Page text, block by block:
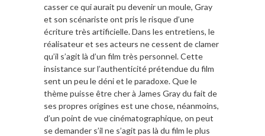
casser ce qui aurait pu devenir un moule, Gray
et son scénariste ont pris le risque d’une
écriture très artificielle. Dans les entretiens, le
réalisateur et ses acteurs ne cessent de clamer
qu’il s’agit là d’un film très personnel. Cette
insistance sur l’authenticité prétendue du film
sent un peu le déni et le paradoxe. Que le
thème puisse être cher à James Gray du fait de
ses propres origines est une chose, néanmoins,
d’un point de vue cinématographique, on peut
se demander s’il ne s’agit pas là du film le plus